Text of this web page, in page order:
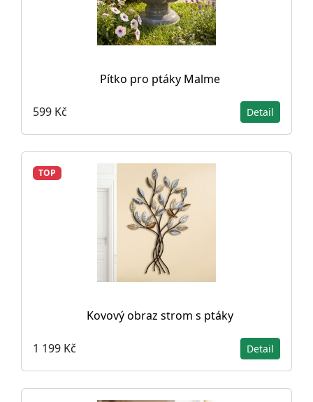
Pítko pro ptáky Malme
599 Kč Detail
TOP
Kovový obraz strom s ptáky
1 199 Kč Detail